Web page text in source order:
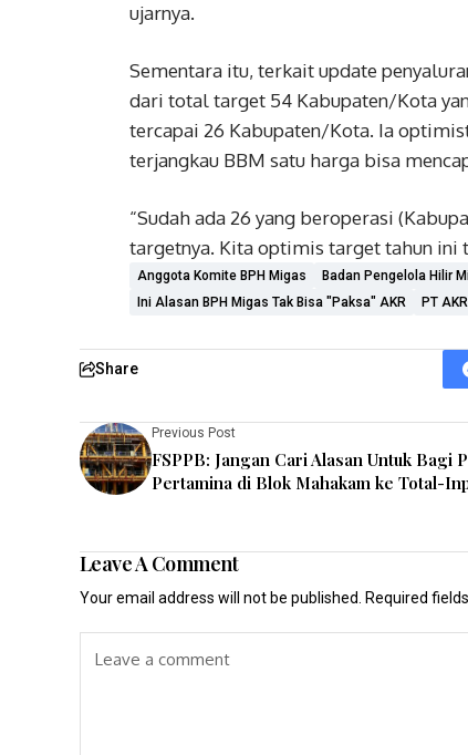
ujarnya.
Sementara itu, terkait update
dari total target 54 Kabupaten/Kota
tercapai 26 Kabupaten/Kota. Ia
terjangkau BBM satu harga bisa
“Sudah ada 26 yang beroperasi
targetnya. Kita optimis target tahun ini
Anggota Komite BPH Migas Badan Pengelola Hilir
Ini Alasan BPH Migas Tak Bisa "Paksa" AKR
PT
Share
Previous Post
FSPPB: Jangan Cari Alasan Untuk Bagi
Pertamina di Blok Mahakam ke Total-
Leave A Comment
Your email address will not be published. Required